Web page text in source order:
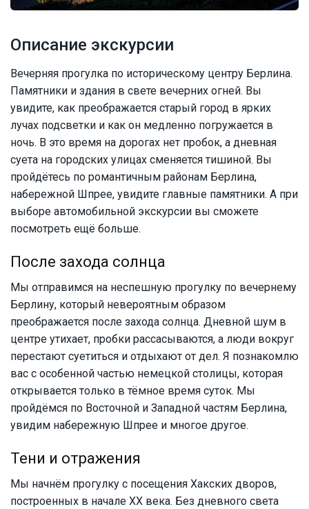
Описание экскурсии
Вечерняя прогулка по историческому центру Берлина.
Памятники и здания в свете вечерних огней. Вы
увидите, как преображается старый город в ярких
лучах подсветки и как он медленно погружается в
ночь. В это время на дорогах нет пробок, а дневная
суета на городских улицах сменяется тишиной. Вы
пройдётесь по романтичным районам Берлина,
набережной Шпрее, увидите главные памятники. А при
выборе автомобильной экскурсии вы сможете
посмотреть ещё больше.
После захода солнца
Мы отправимся на неспешную прогулку по вечернему
Берлину, который невероятным образом
преображается после захода солнца. Дневной шум в
центре утихает, пробки рассасываются, а люди вокруг
перестают суетиться и отдыхают от дел. Я познакомлю
вас с особенной частью немецкой столицы, которая
открывается только в тёмное время суток. Мы
пройдёмся по Восточной и Западной частям Берлина,
увидим набережную Шпрее и многое другое.
Тени и отражения
Мы начнём прогулку с посещения Хакских дворов,
построенных в начале XX века. Без дневного света